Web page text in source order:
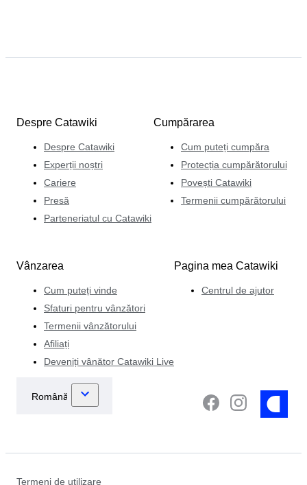
Despre Catawiki
Despre Catawiki
Experții noștri
Cariere
Presă
Parteneriatul cu Catawiki
Cumpărarea
Cum puteți cumpăra
Protecția cumpărătorului
Povești Catawiki
Termenii cumpărătorului
Vânzarea
Cum puteți vinde
Sfaturi pentru vânzători
Termenii vânzătorului
Afiliați
Deveniți vânător Catawiki Live
Pagina mea Catawiki
Centrul de ajutor
Termeni de utilizare